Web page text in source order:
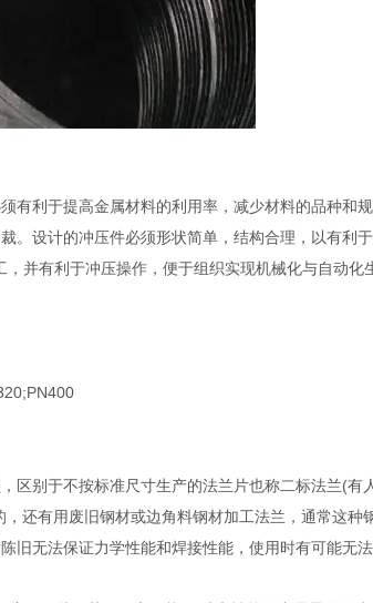
利于提高金属材料的利用率，减少材料的品种和
。设计的冲压件必须形状简单，结构合理，以有利
并有利于冲压操作，便于组织实现机械化与自动化
区别于不按标准尺寸生产的法兰片也称二标法兰(有
还有用废旧钢材或边角料钢材加工法兰，通常这种
旧无法保证力学性能和焊接性能，使用时有可能无